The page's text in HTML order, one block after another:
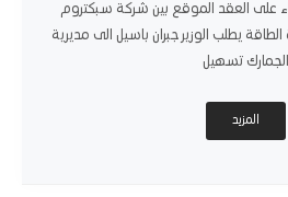
على العقد الموقع بين شركة سبكتروم
الطاقة يطلب الوزير جبران باسيل الى مديرية
الجمارك تسهيل
المزيد